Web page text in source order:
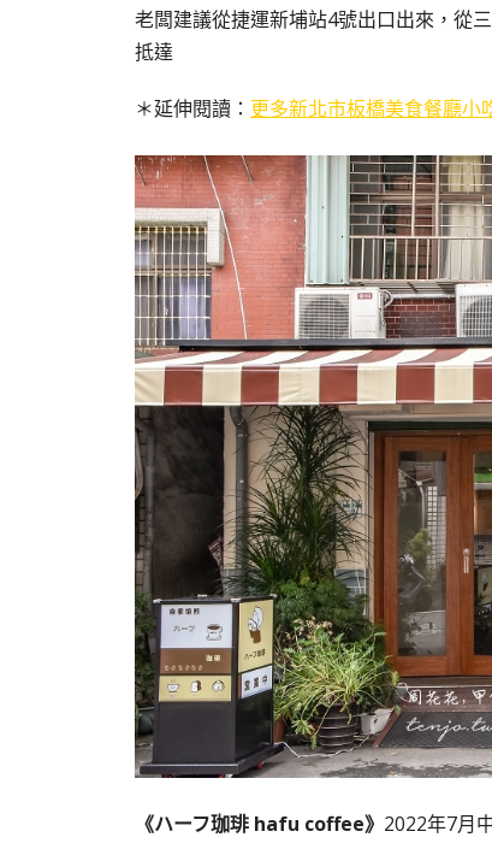
老闆建議從捷運新埔站4號出口出來，從
抵達
＊延伸閱讀： 更多新北市板橋美食餐廳小
《ハーフ珈琲 hafu coffee》 2022年7月